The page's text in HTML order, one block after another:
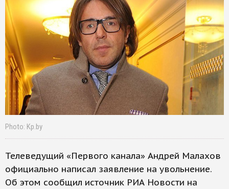
Photo: Kp.by
Телеведущий «Первого канала» Андрей Малахов
официально написал заявление на увольнение.
Об этом сообщил источник РИА Новости на